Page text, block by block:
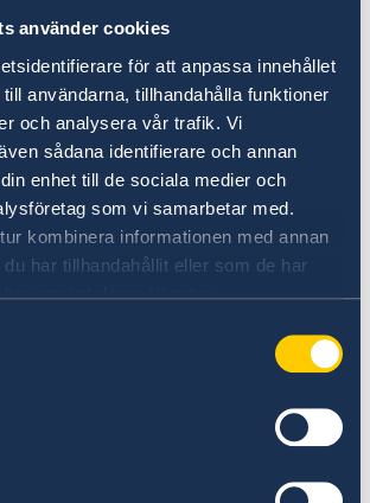
använder cookies
för att anpassa innehållet
användarna, tillhandahålla funktioner
och analysera vår trafik. Vi
sådana identifierare och annan
enhet till de sociala medier och
som vi samarbetar med.
kombinera informationen med annan
har tillhandahållit eller som de har
använt deras tjänster.
channel
mehr über Schweden